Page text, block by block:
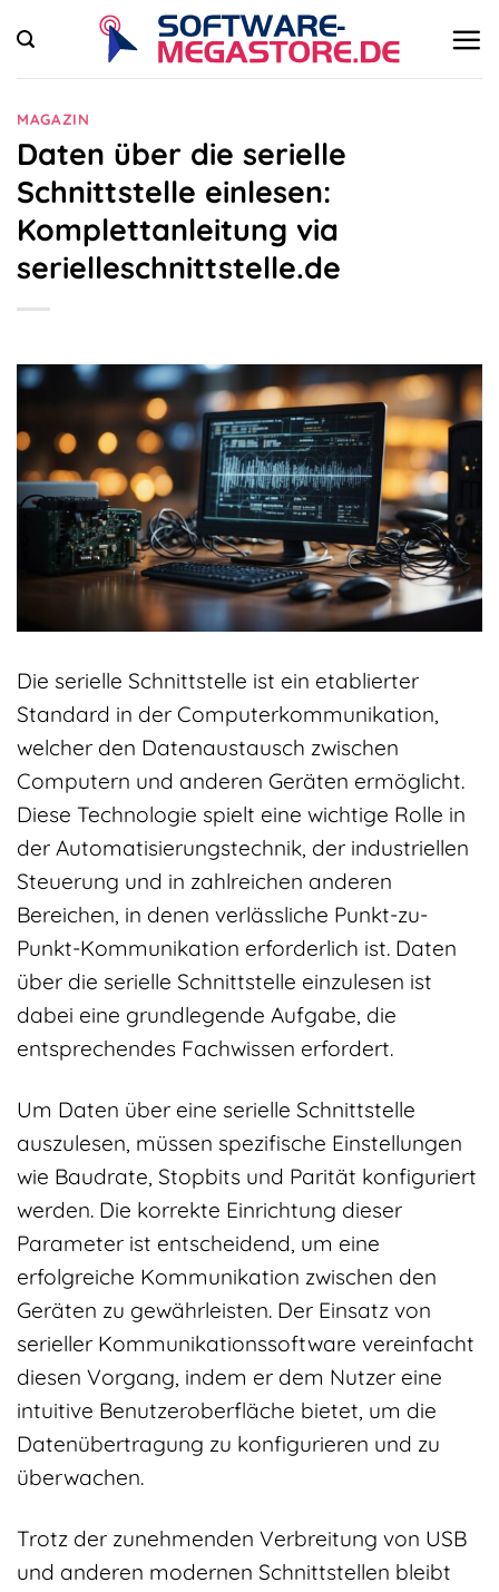
Inhalt
springen
MAGAZIN
Daten über die serielle
Schnittstelle einlesen:
Komplettanleitung via
serielleschnittstelle.de
Die serielle Schnittstelle ist ein etablierter
Standard in der Computerkommunikation,
welcher den Datenaustausch zwischen
Computern und anderen Geräten ermöglicht.
Diese Technologie spielt eine wichtige Rolle in
der Automatisierungstechnik, der industriellen
Steuerung und in zahlreichen anderen
Bereichen, in denen verlässliche Punkt-zu-
Punkt-Kommunikation erforderlich ist. Daten
über die serielle Schnittstelle einzulesen ist
dabei eine grundlegende Aufgabe, die
entsprechendes Fachwissen erfordert.
Um Daten über eine serielle Schnittstelle
auszulesen, müssen spezifische Einstellungen
wie Baudrate, Stopbits und Parität konfiguriert
werden. Die korrekte Einrichtung dieser
Parameter ist entscheidend, um eine
erfolgreiche Kommunikation zwischen den
Geräten zu gewährleisten. Der Einsatz von
serieller Kommunikationssoftware vereinfacht
diesen Vorgang, indem er dem Nutzer eine
intuitive Benutzeroberfläche bietet, um die
Datenübertragung zu konfigurieren und zu
überwachen.
Trotz der zunehmenden Verbreitung von USB
und anderen modernen Schnittstellen bleibt